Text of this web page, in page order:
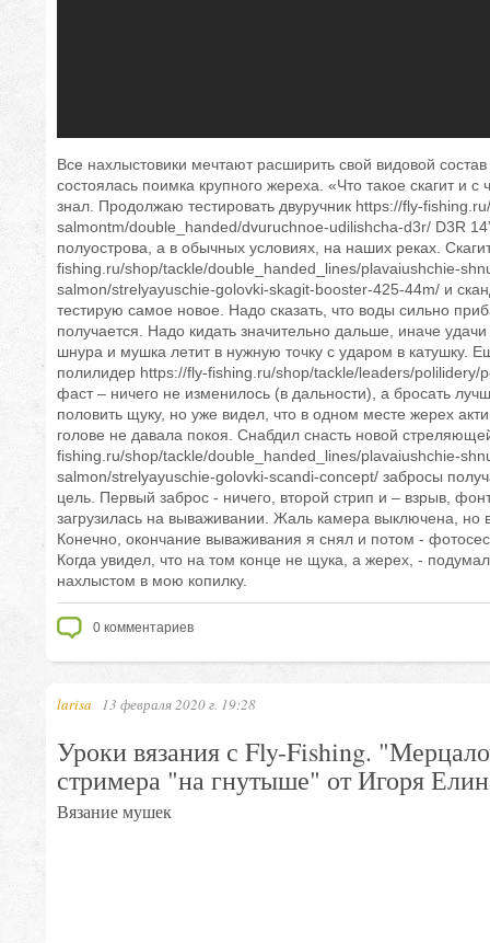
Все нахлыстовики мечтают расширить свой видовой
состоялась поимка крупного жереха. «Что такое скагит и
знал. Продолжаю тестировать двуручник https://fly-
salmontm/double_handed/dvuruchnoe-udilishcha-d3r/ D3R
полуострова, а в обычных условиях, на наших реках.
fishing.ru/shop/tackle/double_handed_lines/plavaiushchie-
salmon/strelyayuschie-golovki-skagit-booster-425-44m/ и
тестирую самое новое. Надо сказать, что воды сильно
получается. Надо кидать значительно дальше, иначе
шнура и мушка летит в нужную точку с ударом в катушку.
полилидер https://fly-fishing.ru/shop/tackle/leaders/
фаст – ничего не изменилось (в дальности), а бросать
половить щуку, но уже видел, что в одном месте жерех
голове не давала покоя. Снабдил снасть новой
fishing.ru/shop/tackle/double_handed_lines/plavaiushchie-
salmon/strelyayuschie-golovki-scandi-concept/ забросы
цель. Первый заброс - ничего, второй стрип и – взрыв,
загрузилась на вываживании. Жаль камера выключена, но
Конечно, окончание вываживания я снял и потом -
Когда увидел, что на том конце не щука, а жерех, -
нахлыстом в мою копилку.
0 комментариев
larisa 13 февраля 2020 г. 19:28
Уроки вязания с Fly-Fishing.
стримера "на гнутыше" от Игоря
Вязание мушек